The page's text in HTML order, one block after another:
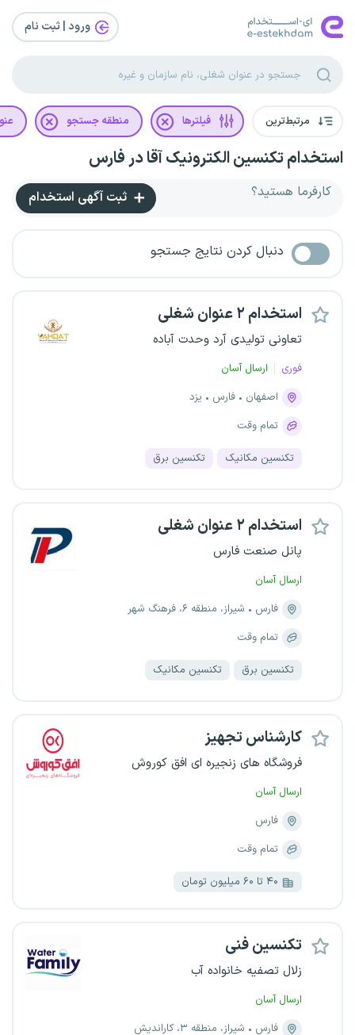
ورود | ثبت‌ نام
مرتبط‌ترین فیلترها منطقه جستجو
استخدام تکنسین الکترونیک آقا در فارس
کارفرما هستید؟ ثبت آگهی استخدام
دنبال کردن نتایج جستجو
استخدام ۲ عنوان شغلی
تعاونی تولیدی آرد وحدت آباده
فوری
ارسال آسان
اصفهان
فارس
یزد
تمام وقت
تکنسین مکانیک تکنسین برق
استخدام ۲ عنوان شغلی
پانل صنعت فارس
ارسال آسان
فارس
شیراز، منطقه ۶، فرهنگ شهر
تمام وقت
تکنسین برق تکنسین مکانیک
کارشناس تجهیز
فروشگاه های زنجیره ای افق کوروش
ارسال آسان
فارس
تمام وقت
۴۰ تا ۶۰ میلیون تومان
تکنسین فنی
زلال تصفیه خانواده آب
ارسال آسان
فارس
شیراز، منطقه ۳، کاراندیش